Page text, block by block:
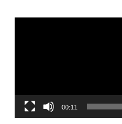
00:11